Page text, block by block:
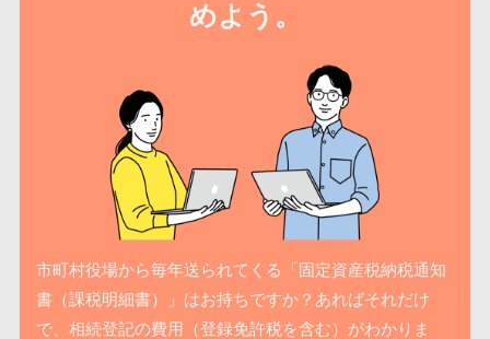
めよう。
市町村役場から毎年送られてくる「固定資産税納税通知
書（課税明細書）」はお持ちですか？あればそれだけ
で、相続登記の費用（登録免許税を含む）がわかりま